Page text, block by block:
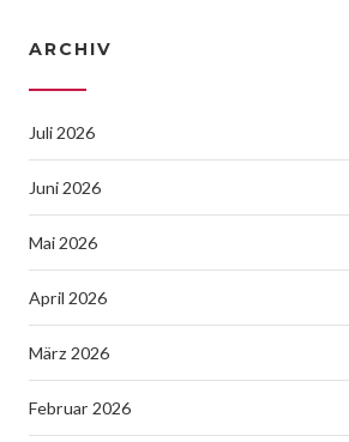
ARCHIV
Juli 2026
Juni 2026
Mai 2026
April 2026
März 2026
Februar 2026